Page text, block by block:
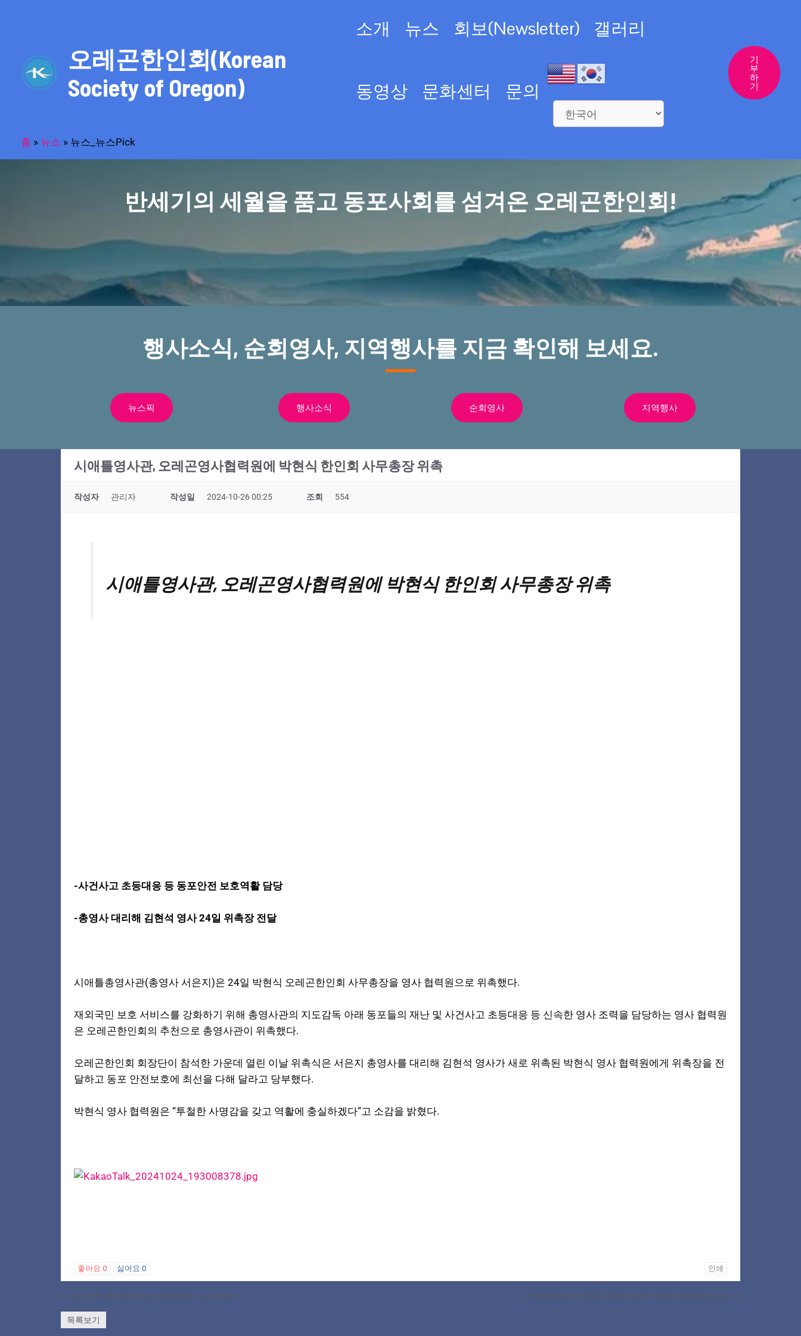
오레곤한인회(Korean
Society of Oregon)
소개 뉴스 회보(Newsletter) 갤러리
동영상 문화센터 문의
기
부
하
기
홈 » 뉴스 » 뉴스_뉴스Pick
반세기의 세월을 품고 동포사회를 섬겨온 오레곤한인회!
행사소식, 순회영사, 지역행사를 지금 확인해 보세요.
뉴스픽 행사소식 순회영사 지역행사
시애틀영사관, 오레곤영사협력원에 박현식 한인회 사무총장 위촉
작성자 관리자 작성일 2024-10-26 00:25 조회 554
시애틀영사관, 오레곤영사협력원에 박현식 한인회 사무총장 위촉
-사건사고 초등대응 등 동포안전 보호역활 담당
-총영사 대리해 김현석 영사 24일 위촉장 전달
시애틀총영사관(총영사 서은지)은 24일 박현식 오레곤한인회 사무총장을 영사 협력원으로 위촉했다.
재외국민 보호 서비스를 강화하기 위해 총영사관의 지도감독 아래 동포들의 재난 및 사건사고 초등대응 등 신속한 영사 조력을 담당하는 영사 협력원
은 오레곤한인회의 추천으로 총영사관이 위촉했다.
오레곤한인회 회장단이 참석한 가운데 열린 이날 위촉식은 서은지 총영사를 대리해 김현석 영사가 새로 위촉된 박현식 영사 협력원에게 위촉장을 전
달하고 동포 안전보호에 최선을 다해 달라고 당부했다.
박현식 영사 협력원은 “투철한 사명감을 갖고 역활에 충실하겠다”고 소감을 밝혔다.
좋아요 0 싫어요 0 인쇄
« 오레곤주 제74주년 6 25 한국전쟁 기념식 열려 시애틀총영사관, 한국교육원과 함께 한국어확장에 앞장서 »
목록보기